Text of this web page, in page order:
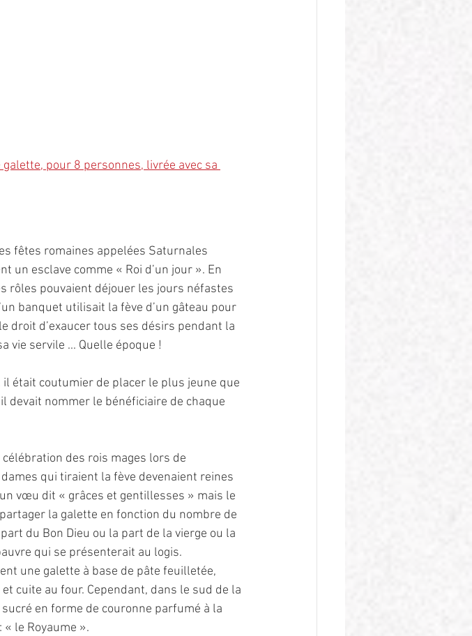
pour 8 personnes, livrée avec sa
fêtes romaines appelées Saturnales
un esclave comme « Roi d’un jour ». En
rôles pouvaient déjouer les jours néfastes
banquet utilisait la fève d’un gâteau pour
droit d’exaucer tous ses désirs pendant la
vie servile ... Quelle époque !
était coutumier de placer le plus jeune que
devait nommer le bénéficiaire de chaque
des rois mages lors de
qui tiraient la fève devenaient reines
vœu dit « grâces et gentillesses » mais le
la galette en fonction du nombre de
du Bon Dieu ou la part de la vierge ou la
qui se présenterait au logis.
une galette à base de pâte feuilletée,
cuite au four. Cependant, dans le sud de la
en forme de couronne parfumé à la
le Royaume ».